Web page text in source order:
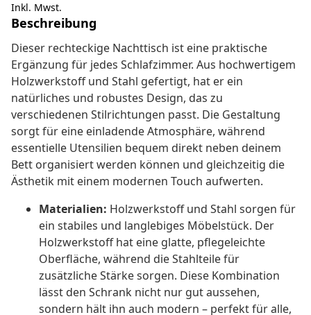
Inkl. Mwst.
Beschreibung
Dieser rechteckige Nachttisch ist eine praktische
Ergänzung für jedes Schlafzimmer. Aus hochwertigem
Holzwerkstoff und Stahl gefertigt, hat er ein
natürliches und robustes Design, das zu
verschiedenen Stilrichtungen passt. Die Gestaltung
sorgt für eine einladende Atmosphäre, während
essentielle Utensilien bequem direkt neben deinem
Bett organisiert werden können und gleichzeitig die
Ästhetik mit einem modernen Touch aufwerten.
Materialien: Holzwerkstoff und Stahl sorgen für
ein stabiles und langlebiges Möbelstück. Der
Holzwerkstoff hat eine glatte, pflegeleichte
Oberfläche, während die Stahlteile für
zusätzliche Stärke sorgen. Diese Kombination
lässt den Schrank nicht nur gut aussehen,
sondern hält ihn auch modern – perfekt für alle,